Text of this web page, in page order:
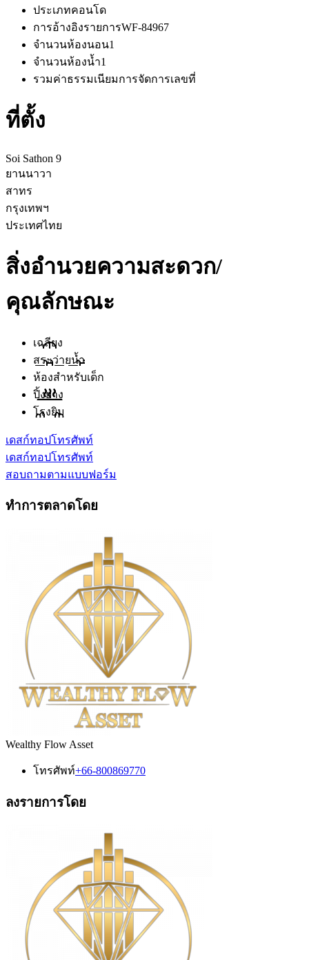
ประเภทคอนโด
การอ้างอิงรายการWF-84967
จำนวนห้องนอน1
จำนวนห้องน้ำ1
รวมค่าธรรมเนียมการจัดการเลขที่
ที่ตั้ง
Soi Sathon 9
ยานนาวา
สาทร
กรุงเทพฯ
ประเทศไทย
สิ่งอำนวยความสะดวก/
คุณลักษณะ
เฉลียง
สระว่ายน้ำ
ห้องสำหรับเด็ก
ปิ้งย่าง
โรงยิม
เดสก์ทอปโทรศัพท์
เดสก์ทอปโทรศัพท์
สอบถามตามแบบฟอร์ม
ทำการตลาดโดย
Wealthy Flow Asset
โทรศัพท์+66-800869770
ลงรายการโดย